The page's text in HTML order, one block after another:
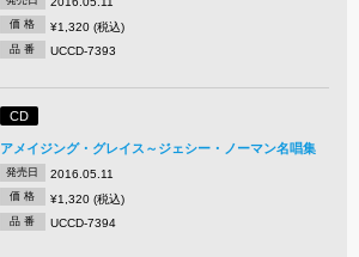
価 格 ¥1,320 (税込)
品 番 UCCD-7393
CD
アメイジング・グレイス～ジェシー・ノーマン名唱集
発売日 2016.05.11
価 格 ¥1,320 (税込)
品 番 UCCD-7394